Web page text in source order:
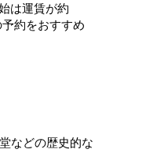
は運賃が約
約をおすすめ
などの歴史的な